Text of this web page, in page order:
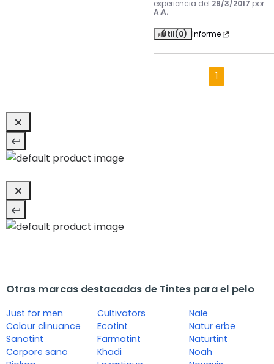
experiencia del 29/3/2017 por
A.A.
Útil(0) Informe
1
Otras marcas destacadas de Tintes para el pelo
Just for men
Colour clinuance
Sanotint
Corpore sano
Cultivators
Ecotint
Farmatint
Khadi
Nale
Natur erbe
Naturtint
Noah